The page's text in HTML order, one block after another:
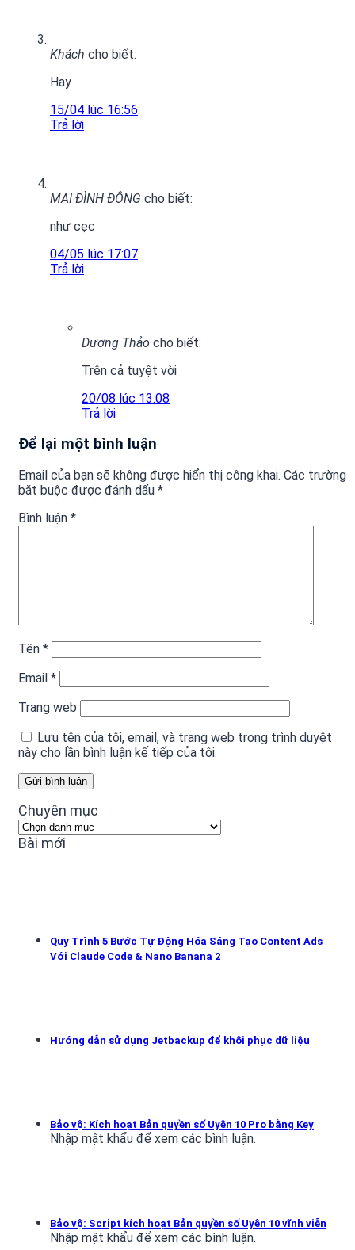
Khách cho biết:
Hay
15/04 lúc 16:56
Trả lời
MAI ĐÌNH ĐÔNG cho biết:
như cẹc
04/05 lúc 17:07
Trả lời
Dương Thảo cho biết:
Trên cả tuyệt vời
20/08 lúc 13:08
Trả lời
Để lại một bình luận
Email của bạn sẽ không được hiển thị công khai. Các trường
bắt buộc được đánh dấu *
Bình luận *
Tên *
Email *
Trang web
Lưu tên của tôi, email, và trang web trong trình duyệt
này cho lần bình luận kế tiếp của tôi.
Chuyên mục
Chuyên
mục
Bài mới
Quy Trình 5 Bước Tự Động Hóa Sáng Tạo Content Ads
Với Claude Code & Nano Banana 2
Hướng dẫn sử dụng Jetbackup để khôi phục dữ liệu
Bảo vệ: Kích hoạt Bản quyền số Uyên 10 Pro bằng Key
Nhập mật khẩu để xem các bình luận.
Bảo vệ: Script kích hoạt Bản quyền số Uyên 10 vĩnh viễn
Nhập mật khẩu để xem các bình luận.